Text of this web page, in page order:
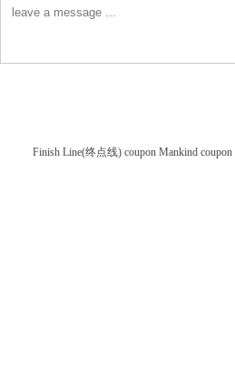
Finish Line(终点线) coupon Mankind coupon